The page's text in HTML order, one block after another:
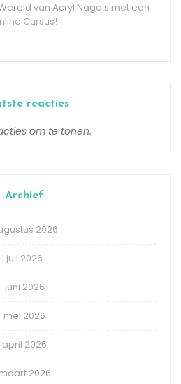
van Acryl Nagels met een
Cursus!
reacties
om te tonen.
Archief
2026
juli 2026
juni 2026
mei 2026
april 2026
maart 2026